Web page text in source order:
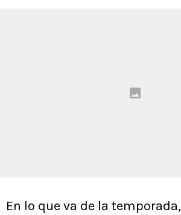
En lo que va de la temporada,